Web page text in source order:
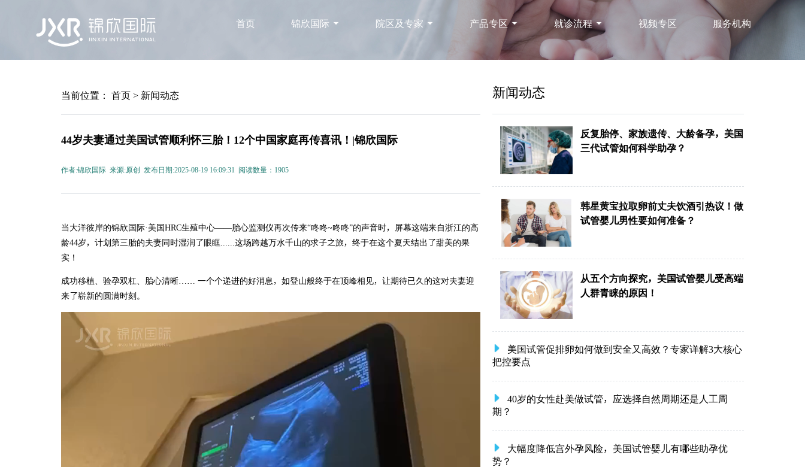
首页 锦欣国际 院区及专家 产品专区 就诊流程 视频专区 服务机构
当前位置： 首页 > 新闻动态
44岁夫妻通过美国试管顺利怀三胎！12个中国家庭再传喜讯！|锦欣国际
作者:锦欣国际 来源:原创 发布日期:2025-08-19 16:09:31 阅读数量：1905
当大洋彼岸的锦欣国际·美国HRC生殖中心——胎心监测仪再次传来“咚咚~咚咚”的声音时，屏幕这端来自浙江的高
龄44岁，计划第三胎的夫妻同时湿润了眼眶......这场跨越万水千山的求子之旅，终于在这个夏天结出了甜美的果
实！
成功移植、验孕双杠、胎心清晰…… 一个个递进的好消息，如登山般终于在顶峰相见，让期待已久的这对夫妻迎
来了崭新的圆满时刻。
新闻动态
反复胎停、家族遗传、大龄备孕，美国
三代试管如何科学助孕？
韩星黄宝拉取卵前丈夫饮酒引热议！做
试管婴儿男性要如何准备？
从五个方向探究，美国试管婴儿受高端
人群青睐的原因！
美国试管促排卵如何做到安全又高效？专家详解3大核心
把控要点
40岁的女性赴美做试管，应选择自然周期还是人工周
期？
大幅度降低宫外孕风险，美国试管婴儿有哪些助孕优
势？